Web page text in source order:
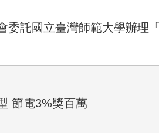
委託國立臺灣師範大學辦理
節電3%獎百萬